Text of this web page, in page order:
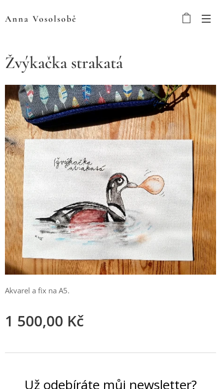
Anna Vosolsobě
Žvýkačka strakatá
Akvarel a fix na A5.
1 500,00 Kč
Už odebíráte můj newsletter?